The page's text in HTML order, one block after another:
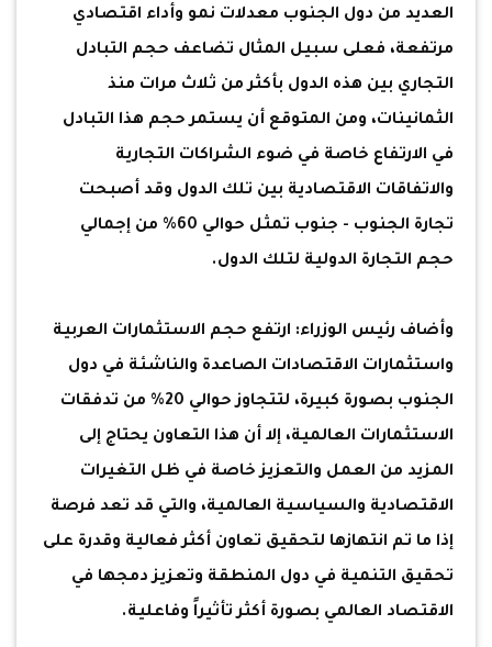
العديد من دول الجنوب معدلات نمو وأداء اقتصادي
مرتفعة، فعلى سبيل المثال تضاعف حجم التبادل
التجاري بين هذه الدول بأكثر من ثلاث مرات منذ
الثمانينات، ومن المتوقع أن يستمر حجم هذا التبادل
في الارتفاع خاصة في ضوء الشراكات التجارية
والاتفاقات الاقتصادية بين تلك الدول وقد أصبحت
تجارة الجنوب - جنوب تمثل حوالي 60% من إجمالي
حجم التجارة الدولية لتلك الدول.
وأضاف رئيس الوزراء: ارتفع حجم الاستثمارات العربية
واستثمارات الاقتصادات الصاعدة والناشئة في دول
الجنوب بصورة كبيرة، لتتجاوز حوالي 20% من تدفقات
الاستثمارات العالمية، إلا أن هذا التعاون يحتاج إلى
المزيد من العمل والتعزيز خاصة في ظل التغيرات
الاقتصادية والسياسية العالمية، والتي قد تعد فرصة
إذا ما تم انتهازها لتحقيق تعاون أكثر فعالية وقدرة على
تحقيق التنمية في دول المنطقة وتعزيز دمجها في
الاقتصاد العالمي بصورة أكثر تأثيراً وفاعلية.